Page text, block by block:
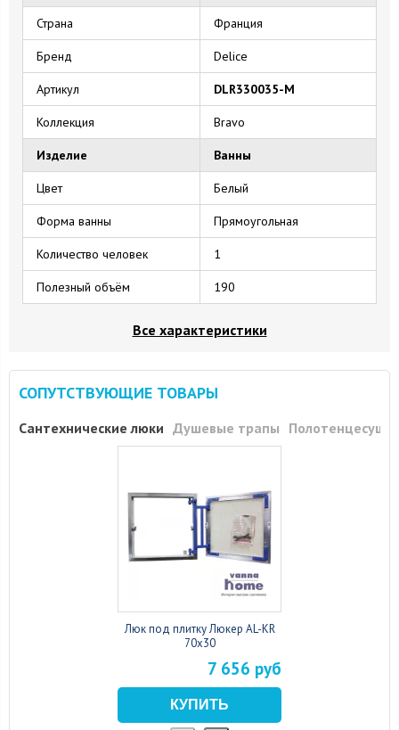
Страна Франция
Бренд Delice
Артикул DLR330035-M
Коллекция Bravo
Изделие Ванны
Цвет Белый
Форма ванны Прямоугольная
Количество человек 1
Полезный объём 190
Все характеристики
СОПУТСТВУЮЩИЕ ТОВАРЫ
Сантехнические люки Душевые трапы
Люк под плитку Люкер AL-KR
70x30
7 656 руб